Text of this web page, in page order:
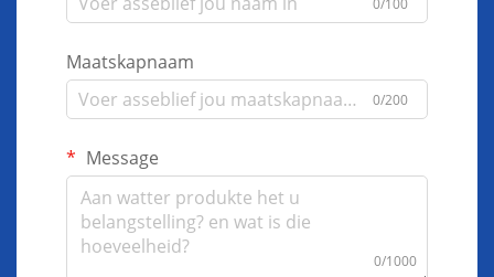
Maatskapnaam
0/200
Message
0/1000